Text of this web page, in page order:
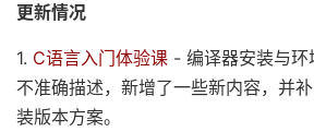
更新情况
1. C语言入门体验课 - 编译器安装与环
不准确描述，新增了一些新内容，并
装版本方案。